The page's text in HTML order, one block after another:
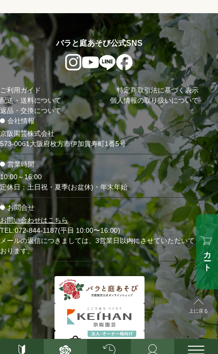
カート
上に戻る
会社情報
京阪園芸株式会社
573-0061大阪府枚方市伊加賀寿町1番5号
営業時間
10:00～16:00
定休日：土日祝・夏季(お盆休)・年末年始
お問合せ
お問い合わせはこちら
TEL:072-844-1187(平日 10:00〜16:00)
メールの返信につきましては、3営業日以内にさせていただいて
おります。
バラと庭あそび公式SNS
ご利用ガイド
配送・送料について
返品・交換について
特定商取引法に基づく表示
個人情報の取り扱いについて